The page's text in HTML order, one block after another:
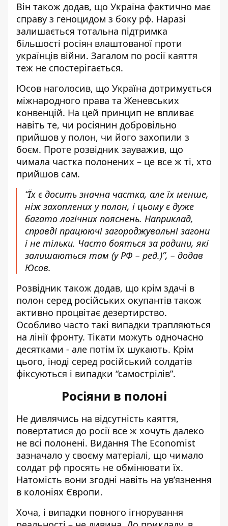
Він також додав, що Україна фактично має
справу з геноцидом з боку рф. Наразі
залишається тотальна підтримка
більшості росіян влаштованої проти
українців війни. Загалом по росії каяття
теж не спостерігається.
Юсов наголосив, що Україна дотримується
міжнародного права та Женевських
конвенцій. На цей принцип не впливає
навіть те, чи росіянин добровільно
прийшов у полон, чи його захопили з
боєм. Проте розвідник зауважив, що
чимала частка полонених – це все ж ті, хто
прийшов сам.
“Їх є досить значна частка, але їх менше,
ніж захоплених у полон, і цьому є дуже
багато логічних пояснень. Наприклад,
справді працюючі загороджувальні загони
і не тільки. Часто бояться за родини, які
залишаються там (у РФ – ред.)”, – додав
Юсов.
Розвідник також додав, що крім здачі в
полон серед російських окупантів також
активно процвітає дезертирство.
Особливо часто такі випадки трапляються
на лінії фронту. Тікати можуть одночасно
десятками - але потім їх шукають. Крім
цього, іноді серед російський солдатів
фіксуються і випадки “самострілів”.
Росіяни в полоні
Не дивлячись на відсутність каяття,
повертатися до росії все ж хочуть далеко
не всі полонені. Видання The Economist
зазначало у своєму матеріалі, що чимало
солдат рф просять не обмінювати їх.
Натомість вони згодні навіть на ув’язнення
в колоніях Європи.
Хоча, і випадки повного ігнорування